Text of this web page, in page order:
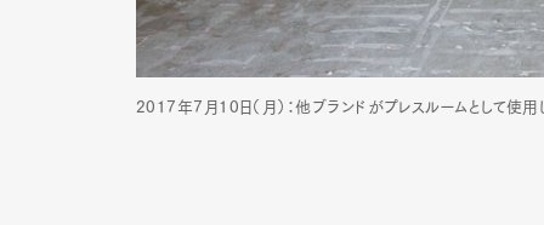
Pen
2017年7月10日（月）：他ブランドがプレスルームとして使